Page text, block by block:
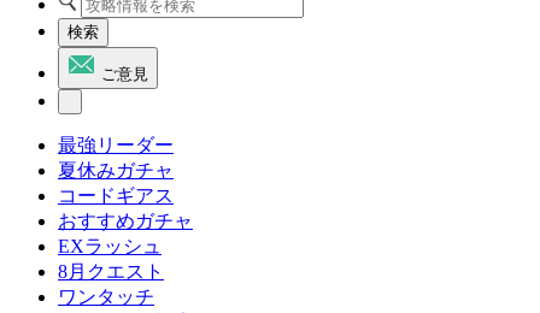
検索
ご意見
最強リーダー
夏休みガチャ
コードギアス
おすすめガチャ
EXラッシュ
8月クエスト
ワンタッチ